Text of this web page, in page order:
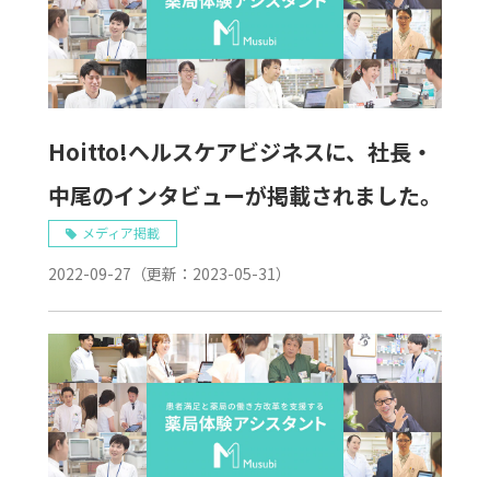
Hoitto!ヘルスケアビジネスに、社長・
中尾のインタビューが掲載されました。
メディア掲載
2022-09-27 （更新： 2023-05-31）